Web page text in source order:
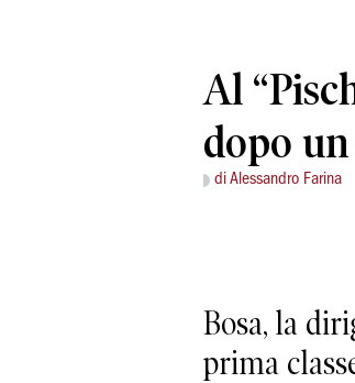
Al
dopo
di Alessandro Farina
Bosa, la
prima